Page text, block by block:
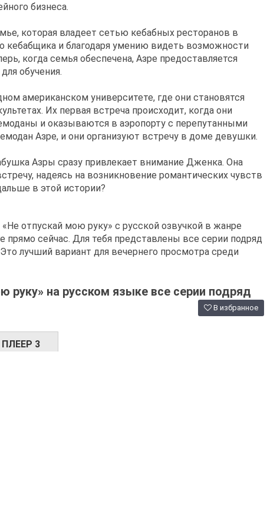
бизнеса.
которая владеет сетью кебабных ресторанов в
кебабщика и благодаря умению видеть возможности
когда семья обеспечена, Азре предоставляется
обучения.
американском университете, где они становятся
Их первая встреча происходит, когда они
и оказываются в аэропорту с перепутанными
Азре, и они организуют встречу в доме девушки.
Азры сразу привлекает внимание Дженка. Она
надеясь на возникновение романтических чувств
в этой истории?
отпускай мою руку» с русской озвучкой в жанре
сейчас. Для тебя представлены все серии подряд
лучший вариант для вечернего просмотра среди
руку» на русском языке все серии подряд
В избранное
ПЛЕЕР 3